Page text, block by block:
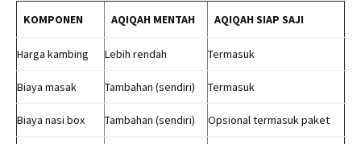
KOMPONEN AQIQAH MENTAH AQIQAH SIAP SAJI
Harga kambing Lebih rendah Termasuk
Biaya masak Tambahan (sendiri) Termasuk
Biaya nasi box Tambahan (sendiri) Opsional termasuk paket